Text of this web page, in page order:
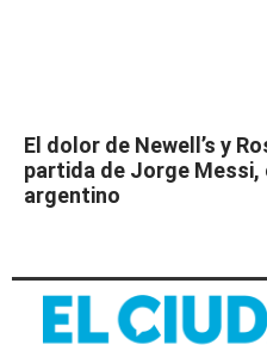
El dolor de Newell’s y
partida de Jorge Messi,
argentino